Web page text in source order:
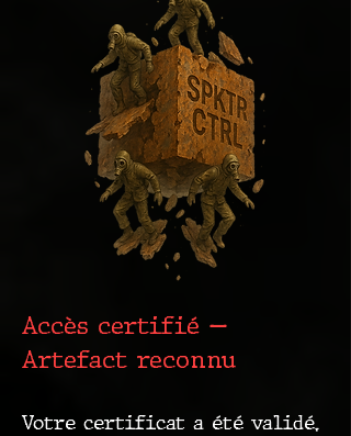
Accès certifié —
Artefact reconnu
Votre certificat a été validé.